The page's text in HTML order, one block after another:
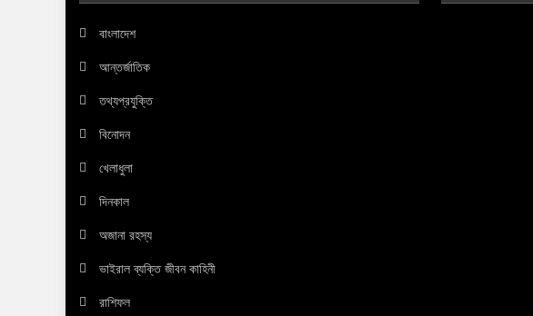
বাংলাদেশ
আন্তর্জাতিক
তথ্যপ্রযুক্তি
বিনোদন
খেলাধুলা
দিনকাল
অজানা রহস্য
ভাইরাল ব্যক্তি জীবন কাহিনী
রাশিফল